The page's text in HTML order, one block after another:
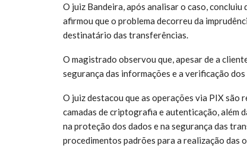
O juiz Bandeira, após analisar o caso,
afirmou que o problema decorreu da
destinatário das transferências.
O magistrado observou que, apesar de a
segurança das informações e a verificação
O juiz destacou que as operações via PIX
camadas de criptografia e autenticação, além
na proteção dos dados e na segurança das
procedimentos padrões para a realização das